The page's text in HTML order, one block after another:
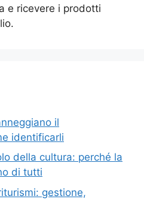
e ricevere i prodotti
il
identificarli
della cultura: perché la
di tutti
gestione,